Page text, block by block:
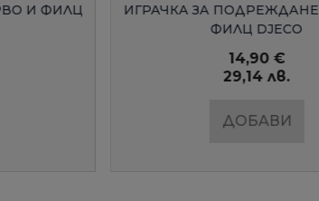
БЪРЗ ПРЕГЛЕД
ИГРАЧКА ЗА ПОДРЕЖДАНЕ ДЪРВО И
ФИЛЦ DJECO